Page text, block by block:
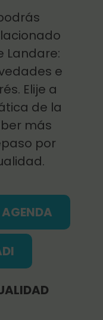
Landare:
e
Elije a
de la
más
por
AGENDA